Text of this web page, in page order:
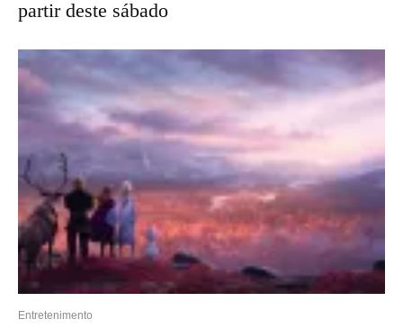
partir deste sábado
Entretenimento